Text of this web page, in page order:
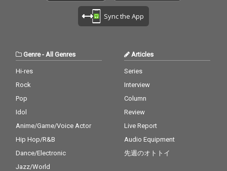
Sync the App
Genre- All Genres
Hi-res
Rock
Pop
Idol
Anime/Game/Voice Actor
Hip Hop/R&B
Dance/Electronic
Jazz/World
Articles
Series
Interview
Column
Review
Live Report
Audio Equipment
先週のオトトイ